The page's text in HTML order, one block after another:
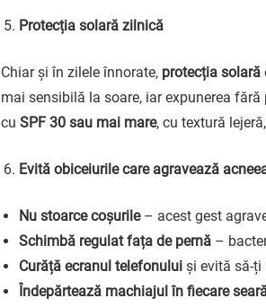
Protecția solară zilnică
Chiar și în zilele înnorate, protecția solară
mai sensibilă la soare, iar expunerea
cuSPF 30 sau mai mare, cu textură
Evită obiceiurile care agravează
Nu stoarce coșurile– acest gest
Schimbă regulat fața de pernă –
Curăță ecranul telefonului și evită să-
Îndepărtează machiajul în fiecare